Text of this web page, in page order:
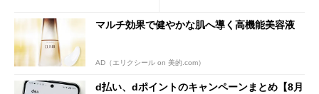
マルチ効果で健やかな肌へ導く高機能美容液
AD（エリクシール on 美的.com）
d払い、dポイントのキャンペーンまとめ【8月